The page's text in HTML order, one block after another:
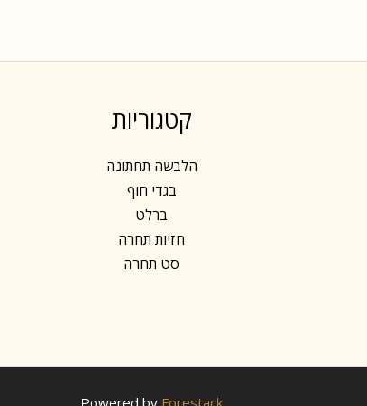
קטגוריות
הלבשה תחתונה
בגדי חוף
ברלט
חזיות תחרה
סט תחרה